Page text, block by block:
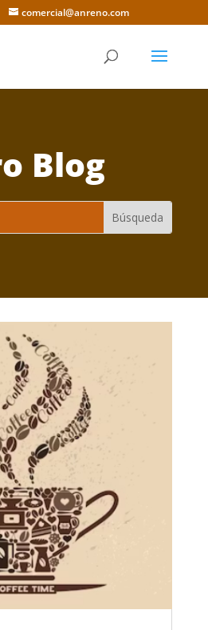
comercial@anreno.com
Blog